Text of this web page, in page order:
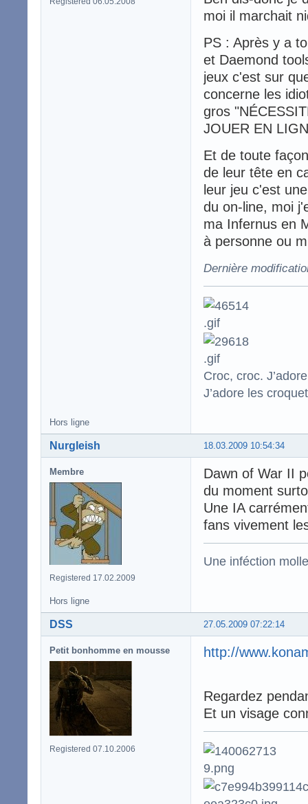
moi il marchait
PS : Après y a
et Daemond
jeux c'est sur
concerne les
gros
JOUER EN
Et de toute
de leur tête en
leur jeu c'est
du on-line, moi
ma Infernus en
à personne ou
Dernière
Croc, croc.
J’adore les
Hors ligne
18.03.2009 10:54:34
Nurgleish
Membre
Registered 17.02.2009
Dawn of War II
du moment
Une IA
fans vivement
Une inféction
Hors ligne
27.05.2009 07:22:14
DSS
Petit bonhomme en mousse
Registered 07.10.2006
http://
Regardez
Et un visage